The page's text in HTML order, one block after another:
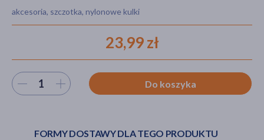
akcesoria, szczotka, nylonowe kulki
23,99 zł
Wybierz ilość Do koszyka
FORMY DOSTAWY DLA TEGO PRODUKTU